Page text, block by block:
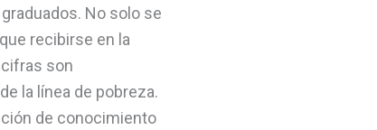
No solo se
recibirse en la
son
la línea de pobreza.
de conocimiento